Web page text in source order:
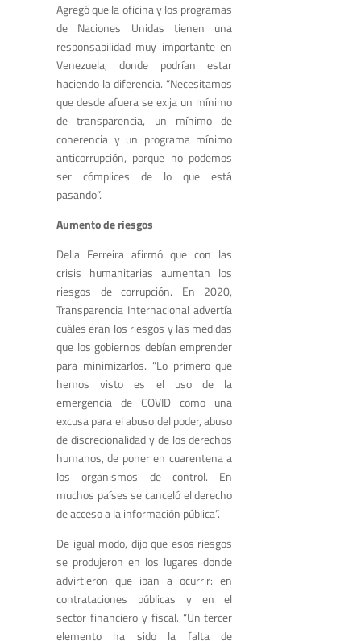
Agregó que la oficina y los programas
de Naciones Unidas tienen una
responsabilidad muy importante en
Venezuela, donde podrían estar
haciendo la diferencia. “Necesitamos
que desde afuera se exija un mínimo
de transparencia, un mínimo de
coherencia y un programa mínimo
anticorrupción, porque no podemos
ser cómplices de lo que está
pasando”.
Aumento de riesgos
Delia Ferreira afirmó que con las
crisis humanitarias aumentan los
riesgos de corrupción. En 2020,
Transparencia Internacional advertía
cuáles eran los riesgos y las medidas
que los gobiernos debían emprender
para minimizarlos. “Lo primero que
hemos visto es el uso de la
emergencia de COVID como una
excusa para el abuso del poder, abuso
de discrecionalidad y de los derechos
humanos, de poner en cuarentena a
los organismos de control. En
muchos países se canceló el derecho
de acceso a la información pública”.
De igual modo, dijo que esos riesgos
se produjeron en los lugares donde
advirtieron que iban a ocurrir: en
contrataciones públicas y en el
sector financiero y fiscal. “Un tercer
elemento ha sido la falta de